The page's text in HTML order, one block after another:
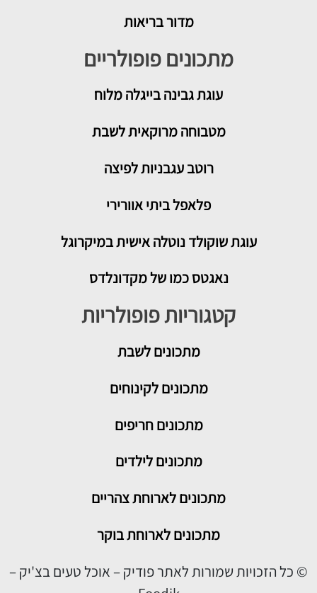
מדור בריאות
מתכונים פופולריים
עוגת גבינה בייגלה מלוח
מטבוחה מרוקאית לשבת
רוטב עגבניות לפיצה
פלאפל ביתי אוורירי
עוגת שוקולד נוטלה אישית במיקרוגל
נאגטס כמו של מקדונלדס
קטגוריות פופולריות
מתכוניםלשבת
מתכונים לקינוחים
מתכונים חריפים
מתכונים לילדים
מתכונים לארוחת צהריים
מתכונים לארוחת בוקר
© כל הזכויות שמורות לאתר פודיק – אוכל טעים בצ'יק –